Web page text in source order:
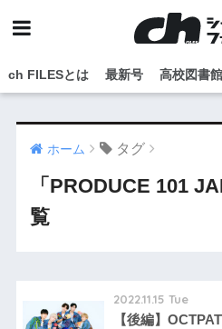
ch FILESとは 最新号 高校図書
ホーム タグ
「PRODUCE 101
覧
2022.11.15 Tue
【後編】